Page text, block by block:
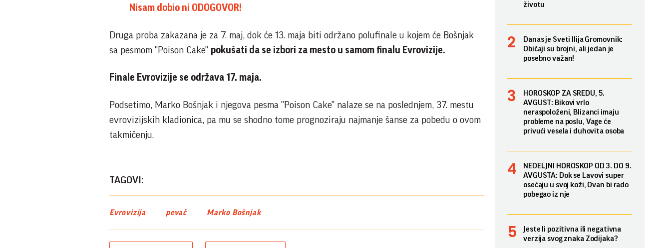
Nisam dobio ni ODOGOVOR!
Druga proba zakazana je za 7. maj, dok će 13. maja biti održano polufinale u kojem će Bošnjak
sa pesmom "Poison Cake" pokušati da se izbori za mesto u samom finalu Evrovizije.
Finale Evrovizije se održava 17. maja.
Podsetimo, Marko Bošnjak i njegova pesma "Poison Cake" nalaze se na poslednjem, 37. mestu
evrovizijskih kladionica, pa mu se shodno tome prognoziraju najmanje šanse za pobedu o ovom
takmičenju.
TAGOVI:
Evrovizija pevač Marko Bošnjak
životu
Danas je Sveti Ilija Gromovnik:
Običaji su brojni, ali jedan je
posebno važan!
HOROSKOP ZA SREDU, 5.
AVGUST: Bikovi vrlo
neraspoloženi, Blizanci imaju
probleme na poslu, Vage će
privući vesela i duhovita osoba
NEDELJNI HOROSKOP OD 3. DO 9.
AVGUSTA: Dok se Lavovi super
osećaju u svoj koži, Ovan bi rado
pobegao iz nje
Jeste li pozitivna ili negativna
verzija svog znaka Zodijaka?